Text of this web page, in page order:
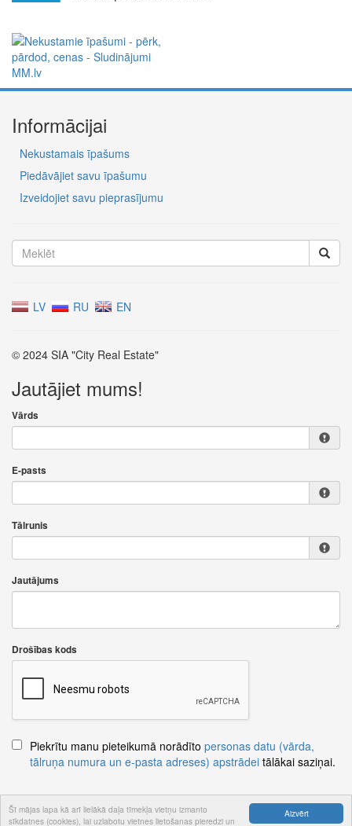
Aizvērt
Šī mājas lapa kā arī lielākā daļa tīmekļa vietņu izmanto
sīkdatnes (cookies), lai uzlabotu vietnes lietošanas pieredzi un
Informācijai
Nekustamais īpašums
Piedāvājiet savu īpašumu
Izveidojiet savu pieprasījumu
LV RU EN
© 2024 SIA "City Real Estate"
Jautājiet mums!
Vārds
E-pasts
Tālrunis
Jautājums
Drošības kods
Piekrītu manu pieteikumā norādīto personas datu (vārda,
tālruņa numura un e-pasta adreses) apstrādei tālākai saziņai.